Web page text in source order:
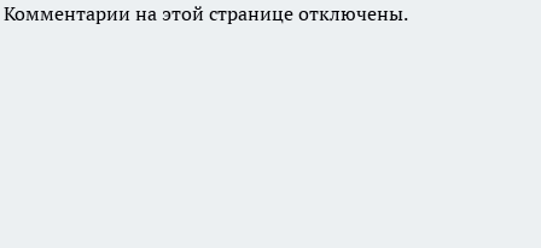
Комментарии на этой странице отключены.